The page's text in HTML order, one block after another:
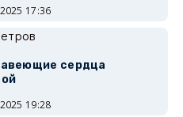
17:36
сердца
19:28